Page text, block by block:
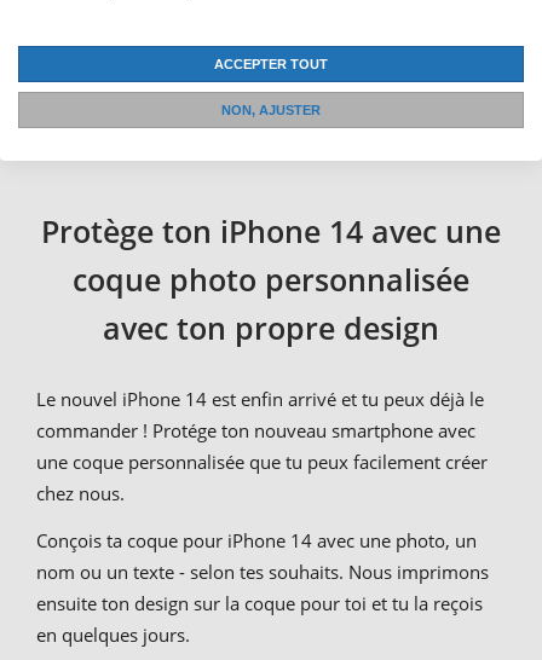
le beige. Avec nos étuis de protection, tu peux être sûr
qu'ils sont fabriqués avec des matériaux de haute
qualité et que tu peux t'attendre à une protection
d'écran fiable.
Protège ton iPhone 14 avec une
coque photo personnalisée
avec ton propre design
Le nouvel iPhone 14 est enfin arrivé et tu peux déjà le
commander ! Protége ton nouveau smartphone avec
une coque personnalisée que tu peux facilement créer
chez nous.
Conçois ta coque pour iPhone 14 avec une photo, un
nom ou un texte - selon tes souhaits. Nous imprimons
ensuite ton design sur la coque pour toi et tu la reçois
en quelques jours.
ACCEPTER TOUT
NON, AJUSTER